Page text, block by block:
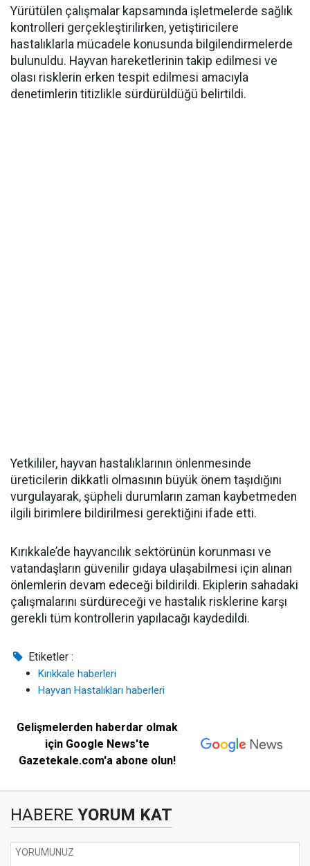
Yürütülen çalışmalar kapsamında işletmelerde sağlık
kontrolleri gerçekleştirilirken, yetiştiricilere
hastalıklarla mücadele konusunda bilgilendirmelerde
bulunuldu. Hayvan hareketlerinin takip edilmesi ve
olası risklerin erken tespit edilmesi amacıyla
denetimlerin titizlikle sürdürüldüğü belirtildi.
Yetkililer, hayvan hastalıklarının önlenmesinde
üreticilerin dikkatli olmasının büyük önem taşıdığını
vurgulayarak, şüpheli durumların zaman kaybetmeden
ilgili birimlere bildirilmesi gerektiğini ifade etti.
Kırıkkale’de hayvancılık sektörünün korunması ve
vatandaşların güvenilir gıdaya ulaşabilmesi için alınan
önlemlerin devam edeceği bildirildi. Ekiplerin sahadaki
çalışmalarını sürdüreceği ve hastalık risklerine karşı
gerekli tüm kontrollerin yapılacağı kaydedildi.
Etiketler :
Kırıkkale haberleri
Hayvan Hastalıkları haberleri
Gelişmelerden haberdar olmak
için Google News'te
Gazetekale.com'a abone olun!
HABERE YORUM KAT